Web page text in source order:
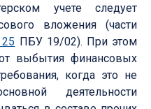
учете следует
вложения (части
ПБУ 19/02). При этом
выбытия финансовых
когда это не
деятельности